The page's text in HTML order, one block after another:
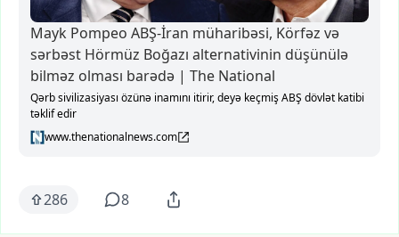
Mayk Pompeo ABŞ-İran müharibəsi, Körfəz və
sərbəst Hörmüz Boğazı alternativinin düşünülə
bilməz olması barədə | The National
Qərb sivilizasiyası özünə inamını itirir, deyə keçmiş ABŞ dövlət katibi
təklif edir
www.thenationalnews.com
286 8